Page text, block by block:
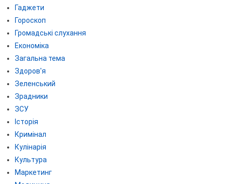
Гаджети
Гороскоп
Громадські слухання
Економіка
Загальна тема
Здоров'я
Зеленський
Зрадники
ЗСУ
Історія
Кримінал
Кулінарія
Культура
Маркетинг